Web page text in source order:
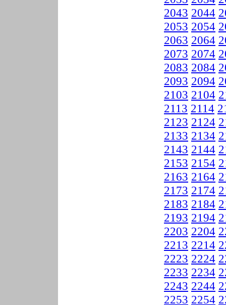
2043 2044
2053 2054
2063 2064
2073 2074
2083 2084
2093 2094
2103 2104
2113 2114
2123 2124
2133 2134
2143 2144
2153 2154
2163 2164
2173 2174
2183 2184
2193 2194
2203 2204
2213 2214
2223 2224
2233 2234
2243 2244
2253 2254